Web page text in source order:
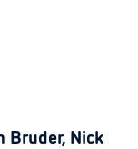
Bruder, Nick